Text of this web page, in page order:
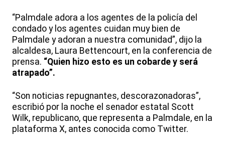
“Palmdale adora a los agentes de la policía del
condado y los agentes cuidan muy bien de
Palmdale y adoran a nuestra comunidad”, dijo la
alcaldesa, Laura Bettencourt, en la conferencia de
prensa. “Quien hizo esto es un cobarde y será
atrapado”.
“Son noticias repugnantes, descorazonadoras”,
escribió por la noche el senador estatal Scott
Wilk, republicano, que representa a Palmdale, en la
plataforma X, antes conocida como Twitter.